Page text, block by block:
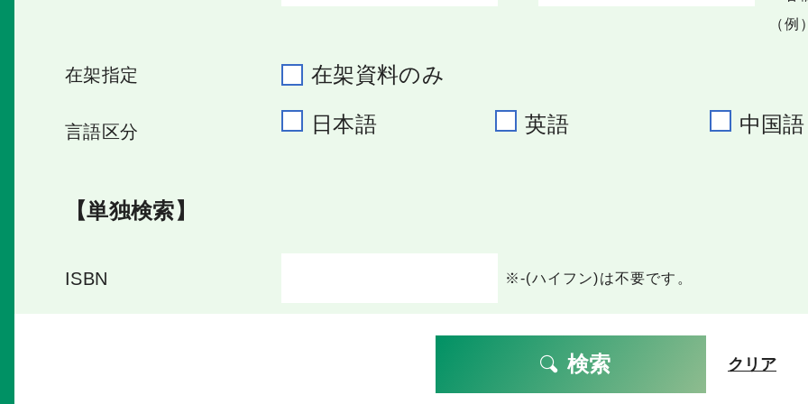
（
在架指定 在架資料のみ
言語区分 日本語 英語 中国語
【単独検索】
ISBN ※-(ハイフン)は不要です。
検索 クリア